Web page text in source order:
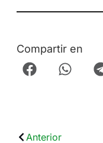
Compartir en
Anterior